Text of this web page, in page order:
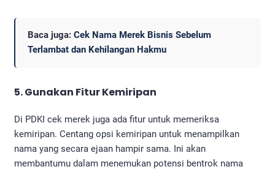
Baca juga: Cek Nama Merek Bisnis Sebelum
Terlambat dan Kehilangan Hakmu
5. Gunakan Fitur Kemiripan
Di PDKI cek merek juga ada fitur untuk memeriksa
kemiripan. Centang opsi kemiripan untuk menampilkan
nama yang secara ejaan hampir sama. Ini akan
membantumu dalam menemukan potensi bentrok nama